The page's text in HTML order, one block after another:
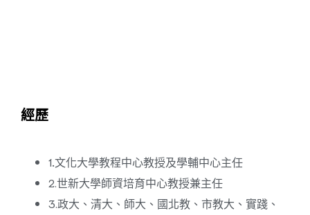
經歷
1文化大學教程中心教授及學輔中心主任
2.世新大學師資培育中心教授兼主任
3.政大、清大、師大、國北教、市教大、實踐、